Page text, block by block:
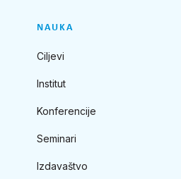
NAUKA
Ciljevi
Institut
Konferencije
Seminari
Izdavaštvo